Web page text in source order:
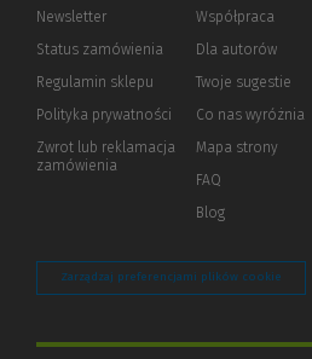
Newsletter
Status zamówienia
Regulamin sklepu
Polityka prywatności (Nowe
(Link
innej
Zwrot lub reklamacja
zamówienia
Współpraca
Dla autorów(Nowe
(Link
innej
Twoje sugestie
Co nas wyróżnia
Mapa strony
FAQ
Blog
Zarządzaj preferencjami plików cookie